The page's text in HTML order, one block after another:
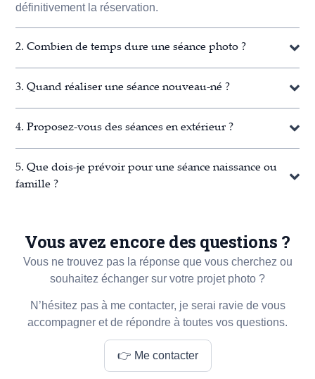
définitivement la réservation.
2. Combien de temps dure une séance photo ?
3. Quand réaliser une séance nouveau-né ?
4. Proposez-vous des séances en extérieur ?
5. Que dois-je prévoir pour une séance naissance ou
famille ?
Vous avez encore des questions ?
Vous ne trouvez pas la réponse que vous cherchez ou
souhaitez échanger sur votre projet photo ?
N’hésitez pas à me contacter, je serai ravie de vous
accompagner et de répondre à toutes vos questions.
👉 Me contacter